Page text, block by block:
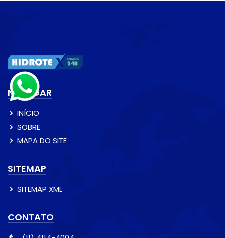
NAVEGAR
INÍCIO
SOBRE
MAPA DO SITE
SITEMAP
SITEMAP XML
CONTATO